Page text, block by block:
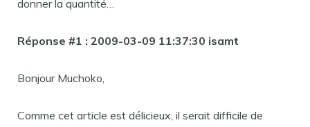
donner la quantité…
Réponse #1 : 2009-03-09 11:37:30 isamt
Bonjour Muchoko,
Comme cet article est délicieux, il serait difficile de